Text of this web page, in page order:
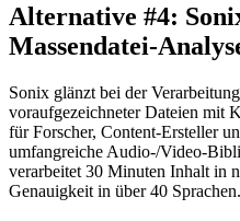
Alternative #4:
Massendatei-
Sonix glänzt bei der
voraufgezeichneter Dateien mit
für Forscher, Content-Ersteller
umfangreiche Audio-/Video-
verarbeitet 30 Minuten Inhalt in
Genauigkeit in über 40 Sprachen.